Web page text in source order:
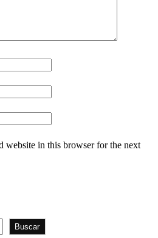
website in this browser for the next
Buscar